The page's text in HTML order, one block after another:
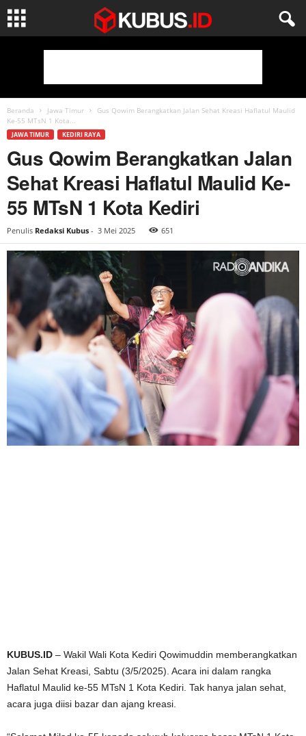
Beranda Jawa Timur
Gus Qowim Berangkatkan Jalan Sehat Kreasi Haflatul Maulid
Ke-55 MTsN 1 Kota...
JAWA TIMUR KEDIRI RAYA
Gus Qowim Berangkatkan Jalan
Sehat Kreasi Haflatul Maulid Ke-
55 MTsN 1 Kota Kediri
Penulis Redaksi Kubus - 3 Mei 2025 651
KUBUS.ID – Wakil Wali Kota Kediri Qowimuddin memberangkatkan
Jalan Sehat Kreasi, Sabtu (3/5/2025). Acara ini dalam rangka
Haflatul Maulid ke-55 MTsN 1 Kota Kediri. Tak hanya jalan sehat,
acara juga diisi bazar dan ajang kreasi.